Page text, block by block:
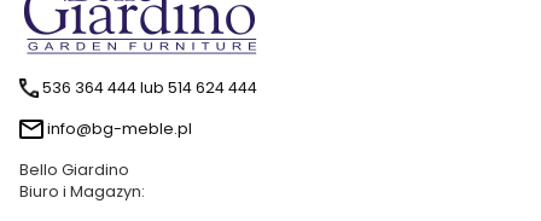
536 364 444 lub 514 624 444
info@bg-meble.pl
Bello Giardino
Biuro i Magazyn: